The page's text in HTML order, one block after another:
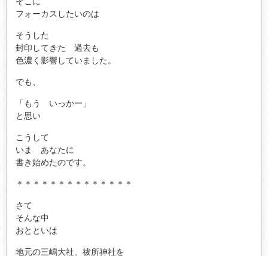
フォーカスしたいのは
そうした
封印してきた 過去も
色濃く影響していました。
でも、
「もう いっかー」
と思い
こうして
いま あなたに
書き始めたのです。
＊＊＊＊＊＊＊＊＊＊＊＊＊＊
さて
そんな中
おとといは
地元の三嶋大社、祓所神社を